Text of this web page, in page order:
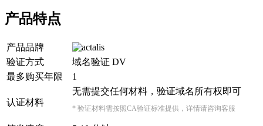
产品特点
产品品牌
验证方式
域名验证 DV
最多购买年限
1
认证材料
无需提交任何材料，验证域名所有权即可
* 验证材料需按照CA验证标准提供，详情请咨询客服